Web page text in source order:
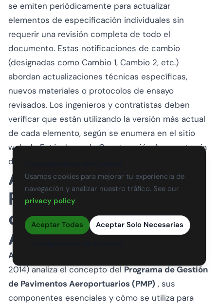
se emiten periódicamente para actualizar
elementos de especificación individuales sin
requerir una revisión completa de todo el
documento. Estas notificaciones de cambio
(designadas como Cambio 1, Cambio 2, etc.)
abordan actualizaciones técnicas específicas,
nuevos materiales o protocolos de ensayo
revisados. Los ingenieros y contratistas deben
verificar que están utilizando la versión más actual
de cada elemento, según se enumera en el sitio
web de Estándares de Construcción Aeroportuaria
de la FAA.
AC 150/5380-7B,
Programa de Gestión
de Pavimentos
Aeroportuarios (PMP)
AC 150/5380-7B
2014) analiza el concepto delPrograma de Gestión
de Pavimentos Aeroportuarios (PMP) , sus
componentes esenciales y cómo se utiliza para
Usamos cookies para mejorar tu experiencia de
navegación y analizar nuestro tráfico. See our
privacy policy.
Aceptar Todas
Aceptar Solo Necesarias